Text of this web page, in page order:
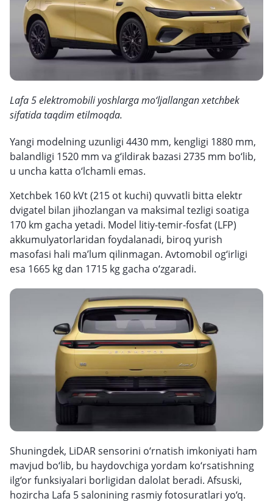
Lafa 5 elektromobili yoshlarga mo‘ljallangan xetchbek
sifatida taqdim etilmoqda.
Yangi modelning uzunligi 4430 mm, kengligi 1880 mm,
balandligi 1520 mm va g‘ildirak bazasi 2735 mm bo‘lib,
u uncha katta o‘lchamli emas.
Xetchbek 160 kVt (215 ot kuchi) quvvatli bitta elektr
dvigatel bilan jihozlangan va maksimal tezligi soatiga
170 km gacha yetadi. Model litiy-temir-fosfat (LFP)
akkumulyatorlaridan foydalanadi, biroq yurish
masofasi hali ma’lum qilinmagan. Avtomobil og‘irligi
esa 1665 kg dan 1715 kg gacha o‘zgaradi.
Shuningdek, LiDAR sensorini o‘rnatish imkoniyati ham
mavjud bo‘lib, bu haydovchiga yordam ko‘rsatishning
ilg‘or funksiyalari borligidan dalolat beradi. Afsuski,
hozircha Lafa 5 salonining rasmiy fotosuratlari yo‘q.